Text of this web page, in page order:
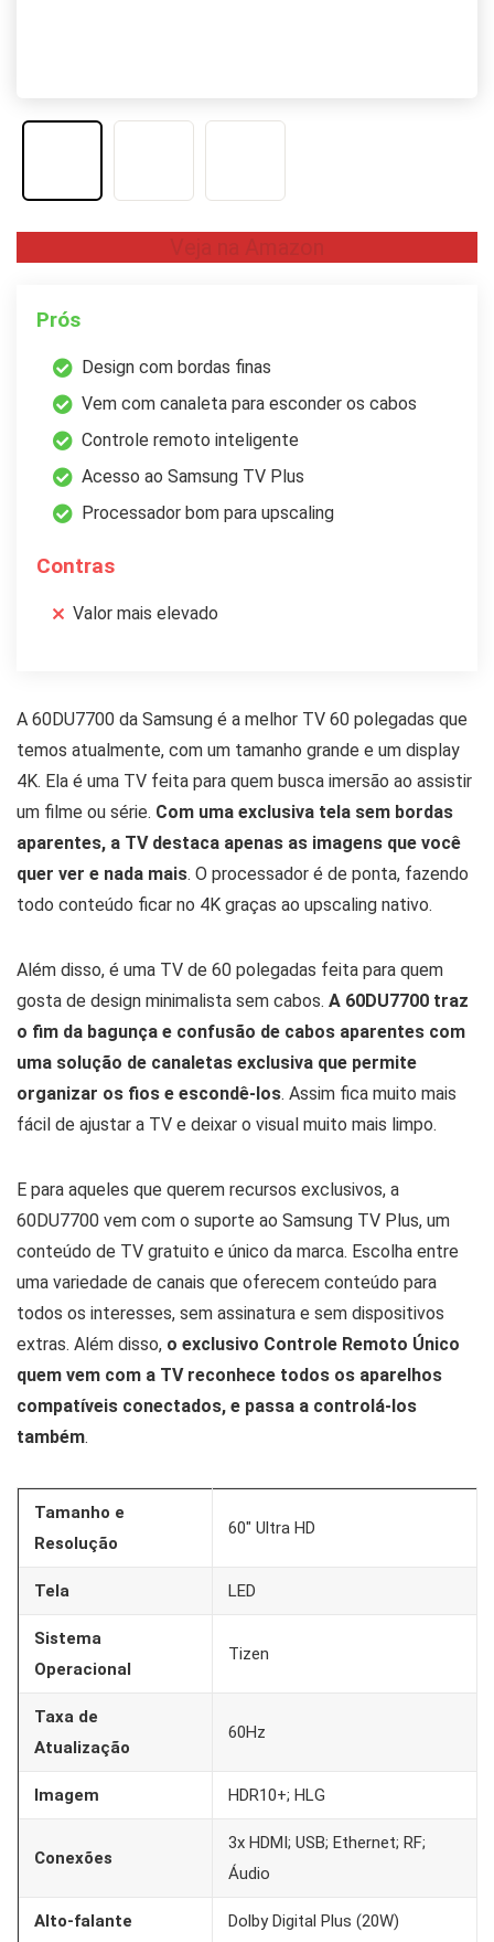
Prós
Design com bordas finas
Vem com canaleta para esconder os cabos
Controle remoto inteligente
Acesso ao Samsung TV Plus
Processador bom para upscaling
Contras
Valor mais elevado
A 60DU7700 da Samsung é a melhor TV 60 polegadas que
temos atualmente, com um tamanho grande e um display
4K. Ela é uma TV feita para quem busca imersão ao assistir
um filme ou série. Com uma exclusiva tela sem bordas
aparentes, a TV destaca apenas as imagens que você
quer ver e nada mais. O processador é de ponta, fazendo
todo conteúdo ficar no 4K graças ao upscaling nativo.
Além disso, é uma TV de 60 polegadas feita para quem
gosta de design minimalista sem cabos. A 60DU7700 traz
o fim da bagunça e confusão de cabos aparentes com
uma solução de canaletas exclusiva que permite
organizar os fios e escondê-los. Assim fica muito mais
fácil de ajustar a TV e deixar o visual muito mais limpo.
E para aqueles que querem recursos exclusivos, a
60DU7700 vem com o suporte ao Samsung TV Plus, um
conteúdo de TV gratuito e único da marca. Escolha entre
uma variedade de canais que oferecem conteúdo para
todos os interesses, sem assinatura e sem dispositivos
extras. Além disso, o exclusivo Controle Remoto Único
quem vem com a TV reconhece todos os aparelhos
compatíveis conectados, e passa a controlá-los
também.
Tamanho e
Resolução
60″ Ultra HD
Tela LED
Sistema
Operacional
Tizen
Taxa de
Atualização
60Hz
Imagem HDR10+; HLG
Conexões
3x HDMI; USB; Ethernet; RF;
Áudio
Alto-falante Dolby Digital Plus (20W)